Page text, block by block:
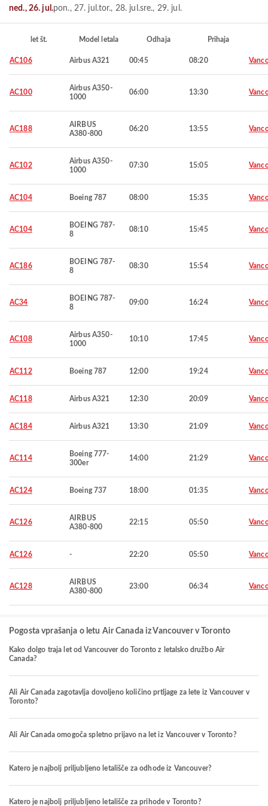
ned., 26. jul.pon., 27. jul.tor., 28. jul.sre., 29. jul.
let št. Model letala Odhaja Prihaja
AC106 Airbus A321 00:45 08:20
AC100
Airbus A350-
1000
06:00 13:30
AC188
AIRBUS
A380-800
06:20 13:55
AC102
Airbus A350-
1000
07:30 15:05
AC104 Boeing 787 08:00 15:35
AC104
BOEING 787-
8
08:10 15:45
AC186
BOEING 787-
8
08:30 15:54
AC34
BOEING 787-
8
09:00 16:24
AC108
Airbus A350-
1000
10:10 17:45
AC112 Boeing 787 12:00 19:24
AC118 Airbus A321 12:30 20:09
AC184 Airbus A321 13:30 21:09
AC114
Boeing 777-
300er
14:00 21:29
AC124 Boeing 737 18:00 01:35
AC126
AIRBUS
A380-800
22:15 05:50
AC126 - 22:20 05:50
AC128
AIRBUS
A380-800
23:00 06:34
Pogosta vprašanja o letu Air Canada iz Vancouver v Toronto
Kako dolgo traja let od Vancouver do Toronto z letalsko družbo Air
Canada?
Ali Air Canada zagotavlja dovoljeno količino prtljage za lete iz Vancouver v
Toronto?
Ali Air Canada omogoča spletno prijavo na let iz Vancouver v Toronto?
Katero je najbolj priljubljeno letališče za odhode iz Vancouver?
Katero je najbolj priljubljeno letališče za prihode v Toronto?